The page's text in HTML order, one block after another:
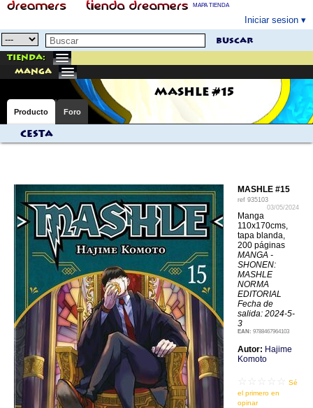
MAPA TIENDA
Iniciar sesion
buscar
Tienda:
manga
MASHLE #15
Producto Foro
Cesta
MASHLE #15
ref 935103
03/05/2024
Manga
110x170cms,
tapa blanda,
200 páginas
MANGA -
SHONEN:
MASHLE
NORMA
EDITORIAL
Fecha de
salida: 2024-5-
3
EAN: 9788467964103
Autor: Hajime
Komoto
Sé
el primero en
opinar